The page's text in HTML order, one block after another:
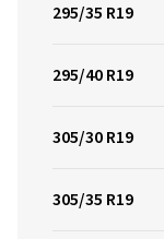
295/35 R19
295/40 R19
305/30 R19
305/35 R19